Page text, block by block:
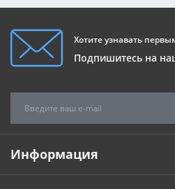
Хотите узнавать
Подпишитесь на
Информация